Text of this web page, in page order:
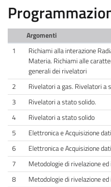
Argomenti
1
Richiami alla interazione
Materia. Richiami alle
generali dei rivelatori
2
Rivelatori a gas. Rivelatori a
3
Rivelatori a stato solido.
4
Rivelatori a stato solido
5
Elettronica e Acquisizione dati
6
Elettronica e Acquisizione dati
7
Metodologie di rivelazione
8
Metodologie di rivelazione